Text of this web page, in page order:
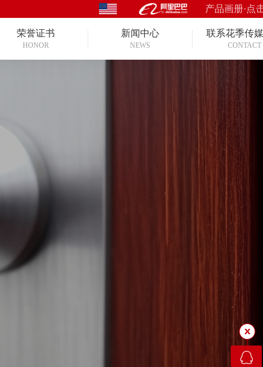
产品画册·点
荣誉证书
HONOR
新闻中心
NEWS
联系花季传
CONTACT